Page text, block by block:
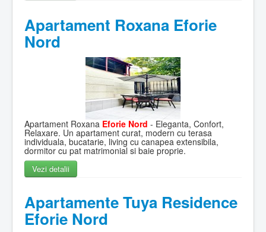
Apartament Roxana Eforie
Nord
Apartament Roxana Eforie Nord - Eleganta, Confort,
Relaxare. Un apartament curat, modern cu terasa
individuala, bucatarie, living cu canapea extensibila,
dormitor cu pat matrimonial si baie proprie.
Vezi detalii
Apartamente Tuya Residence
Eforie Nord